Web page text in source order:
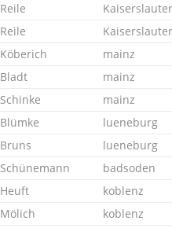
Reile
Reile
Köberich
mainz
Bladt
mainz
Schinke
mainz
Blümke
lueneburg
Bruns
lueneburg
Schünemann
badsoden
Heuft
koblenz
Mölich
koblenz